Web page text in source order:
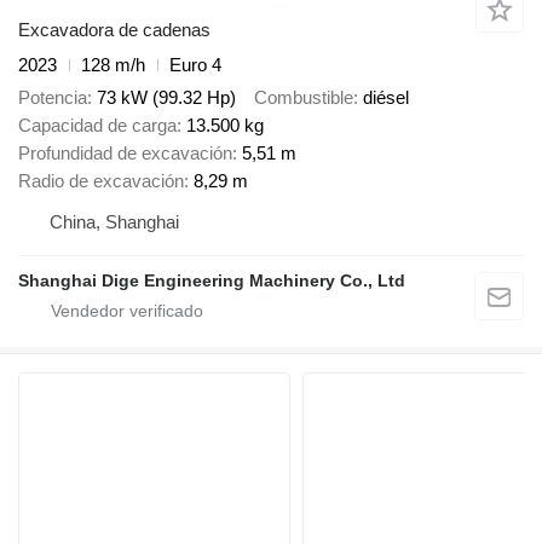
Excavadora de cadenas
2023
128 m/h
Euro 4
Potencia 73 kW (99.32 Hp) Combustible diésel
Capacidad de carga 13.500 kg
Profundidad de excavación 5,51 m
Radio de excavación 8,29 m
China, Shanghai
Shanghai Dige Engineering Machinery Co., Ltd